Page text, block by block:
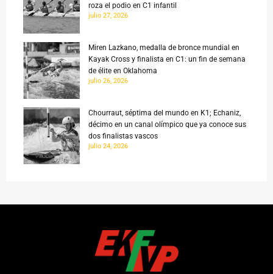
roza el podio en C1 infantil
julio 27, 2026
Miren Lazkano, medalla de bronce mundial en
Kayak Cross y finalista en C1: un fin de semana
de élite en Oklahoma
julio 26, 2026
Chourraut, séptima del mundo en K1; Echaniz,
décimo en un canal olímpico que ya conoce sus
dos finalistas vascos
julio 24, 2026